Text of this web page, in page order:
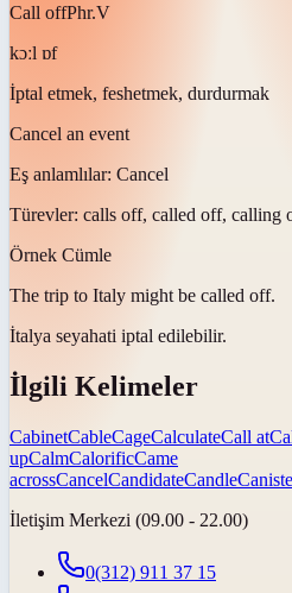
Call offPhr.V
kɔːl ɒf
İptal etmek, feshetmek, durdurmak
Cancel an event
Eş anlamlılar: Cancel
Türevler: calls off, called off, calling
Örnek Cümle
The trip to Italy might be called off.
İtalya seyahati iptal edilebilir.
İlgili Kelimeler
CabinetCableCageCalculateCall at
upCalmCalorificCame
acrossCancelCandidateCandle
İletişim Merkezi (09.00 - 22.00)
0(312) 911 37 15